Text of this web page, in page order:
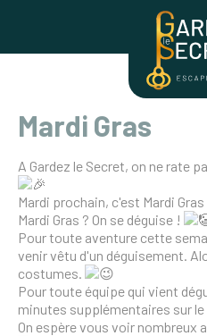
Mardi Gras
A Gardez le Secret, on ne rate
Mardi prochain, c'est Mardi
Mardi Gras ? On se déguise !
Pour toute aventure cette
venir vêtu d'un déguisement.
costumes.
Pour toute équipe qui vient
minutes supplémentaires sur
On espère vous voir nombreux